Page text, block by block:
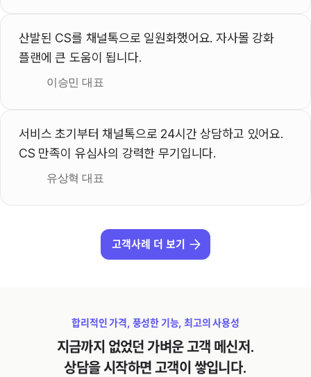
산발된 CS를 채널톡으로 일원화했어요. 자사몰 강화
플랜에 큰 도움이 됩니다.
이승민 대표
서비스 초기부터 채널톡으로 24시간 상담하고 있어요.
CS 만족이 유심사의 강력한 무기입니다.
유상혁 대표
고객사례 더 보기
합리적인 가격, 풍성한 기능, 최고의 사용성
지금까지 없었던 가벼운 고객 메신저.
상담을 시작하면 고객이 쌓입니다.